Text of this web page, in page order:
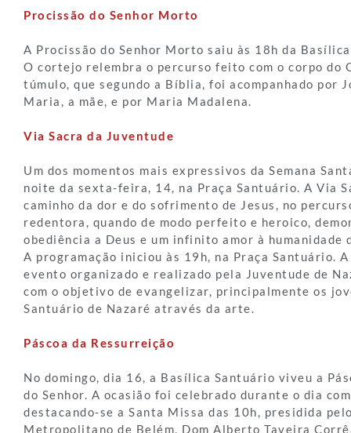
Procissão do Senhor Morto
A Procissão do Senhor Morto saiu às 18h da
O cortejo relembra o percurso feito com o corpo do
túmulo, que segundo a Bíblia, foi acompanhado por
Maria, a mãe, e por Maria Madalena.
Via Sacra da Juventude
Um dos momentos mais expressivos da Semana
noite da sexta-feira, 14, na Praça Santuário. A Via
caminho da dor e do sofrimento de Jesus, no
redentora, quando de modo perfeito e heroico,
obediência a Deus e um infinito amor à humanidade
A programação iniciou às 19h, na Praça Santuário.
evento organizado e realizado pela Juventude de
com o objetivo de evangelizar, principalmente os
Santuário de Nazaré através da arte.
Páscoa da Ressurreição
No domingo, dia 16, a Basílica Santuário viveu a
do Senhor. A ocasião foi celebrado durante o dia
destacando-se a Santa Missa das 10h, presidida
Metropolitano de Belém, Dom Alberto Taveira